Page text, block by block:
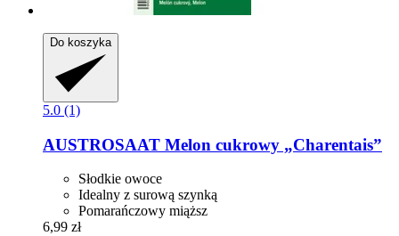
Do koszyka
5.0 (1)
AUSTROSAAT Melon cukrowy „Charentais”
Słodkie owoce
Idealny z surową szynką
Pomarańczowy miąższ
6,99 zł